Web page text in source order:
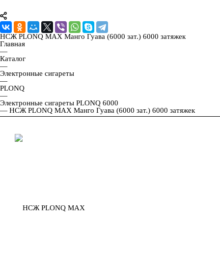
НСЖ PLONQ MAX Манго Гуава (6000 зат.) 6000 затяжек
Главная
—
Каталог
—
Электронные сигареты
—
PLONQ
—
Электронные сигареты PLONQ 6000
— НСЖ PLONQ MAX Манго Гуава (6000 зат.) 6000 затяжек